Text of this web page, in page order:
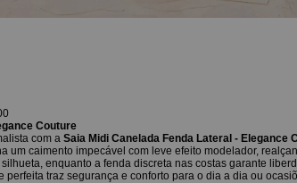
Couture
com a Saia Midi Canelada Fenda Lateral - Elegance
um caimento impecável com leve efeito modelador,
enquanto a fenda discreta nas costas garante
perfeita traz segurança e conforto para o dia a dia ou